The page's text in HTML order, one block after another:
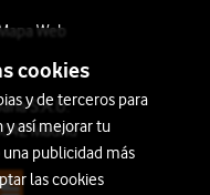
Web
S.A.U.
Madrid
cookies
y de terceros para
y así mejorar tu
publicidad más
las cookies